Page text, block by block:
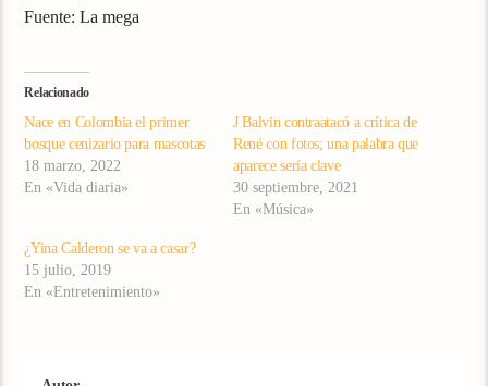
Fuente: La mega
Relacionado
Nace en Colombia el primer
bosque cenizario para mascotas
18 marzo, 2022
En «Vida diaria»
J Balvin contraatacó a crítica de
René con fotos; una palabra que
aparece sería clave
30 septiembre, 2021
En «Música»
¿Yina Calderon se va a casar?
15 julio, 2019
En «Entretenimiento»